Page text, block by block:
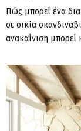
Πώς μπορεί ένα
σε οικία
ανακαίνιση μπορεί